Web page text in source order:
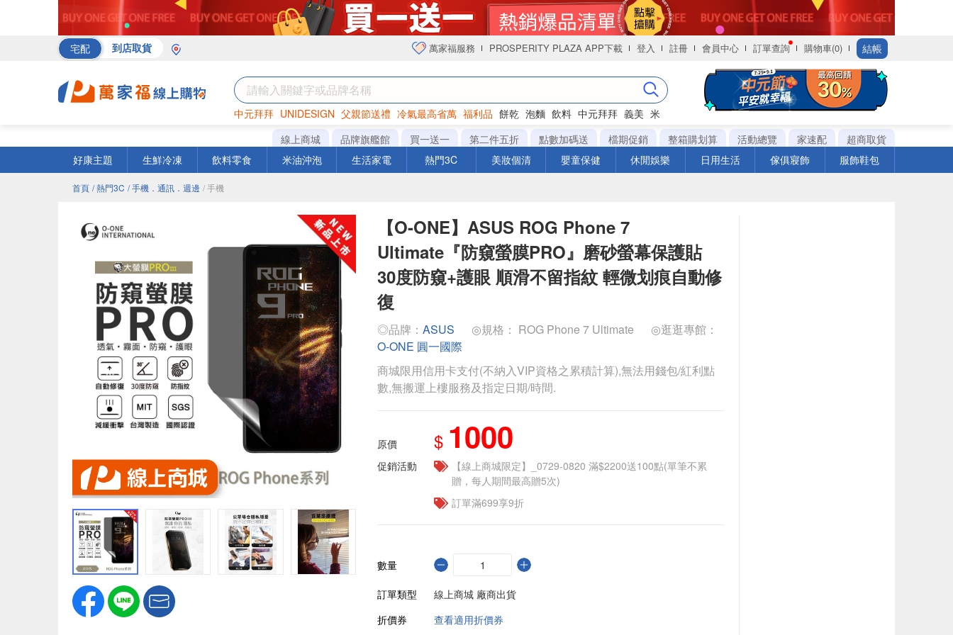
宅配 到店取貨 萬家福服務 PROSPERITY PLAZA APP下載 登入 註冊 會員中心 訂單查詢 購物車(0) 結帳
中元拜拜 UNIDESIGN 父親節送禮 冷氣最高省萬 福利品 餅乾 泡麵 飲料 中元拜拜 義美 米
巧克力 罐頭 衛生紙
線上商城 品牌旗艦館 買一送一 第二件五折 點數加碼送 檔期促銷 整箱購划算 活動總覽 家速配
超商取貨
好康主題
生鮮冷凍 飲料零食 米油沖泡 生活家電 熱門3C 美妝個清 嬰童保健 休閒娛樂 日用生活 傢俱寢飾 服飾鞋包
首頁 / 熱門3C / 手機．通訊．週邊 / 手機
【O-ONE】ASUS ROG Phone 7
Ultimate『防窺螢膜PRO』磨砂螢幕保護貼
30度防窺+護眼 順滑不留指紋 輕微划痕自動修
復
◎品牌： ASUS ◎規格： ROG Phone 7 Ultimate
◎逛逛專館：
O-ONE 圓一國際
商城限用信用卡支付(不納入VIP資格之累積計算),無法用錢包/紅利點
數,無搬運上樓服務及指定日期/時間.
原價 $ 1000
促銷活動
【線上商城限定】_0729-0820 滿$2200送100點(單筆不累
贈，每人期間最高贈5次)
訂單滿699享9折
數量
訂單類型
線上商城 廠商出貨
折價券
查看適用折價券